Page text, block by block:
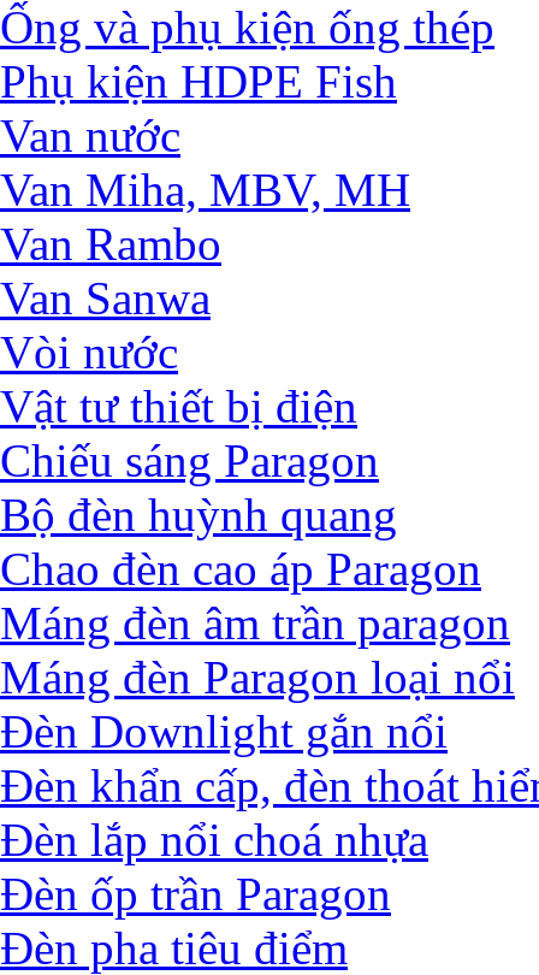
Ống và phụ kiện ống thép
Phụ kiện HDPE Fish
Van nước
Van Miha, MBV, MH
Van Rambo
Van Sanwa
Vòi nước
Vật tư thiết bị điện
Chiếu sáng Paragon
Bộ đèn huỳnh quang
Chao đèn cao áp Paragon
Máng đèn âm trần paragon
Máng đèn Paragon loại nổi
Đèn Downlight gắn nổi
Đèn khẩn cấp, đèn thoát
Đèn lắp nổi choá nhựa
Đèn ốp trần Paragon
Đèn pha tiêu điểm